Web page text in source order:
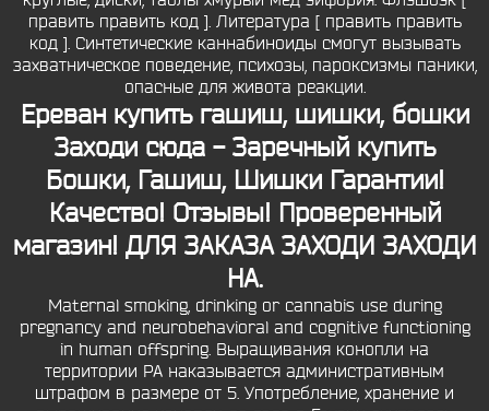
править править код ]. Литература [ править править
код ]. Синтетические каннабиноиды смогут вызывать
захватническое поведение, психозы, пароксизмы паники,
опасные для живота реакции.
Ереван купить гашиш, шишки, бошки
Заходи сюда - Заречный купить
Бошки, Гашиш, Шишки Гарантии!
Качество! Отзывы! Проверенный
магазин! ДЛЯ ЗАКАЗА ЗАХОДИ ЗАХОДИ
НА.
Maternal smoking, drinking or cannabis use during
pregnancy and neurobehavioral and cognitive functioning
in human offspring. Выращивания конопли на
территории РА наказывается административным
штрафом в размере от 5. Употребление, хранение и